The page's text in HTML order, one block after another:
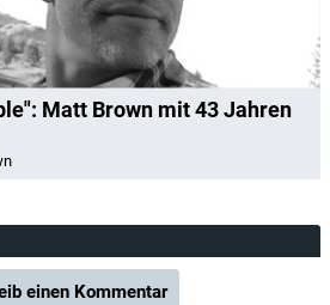
Matt Brown mit 43 Jahren
einen Kommentar